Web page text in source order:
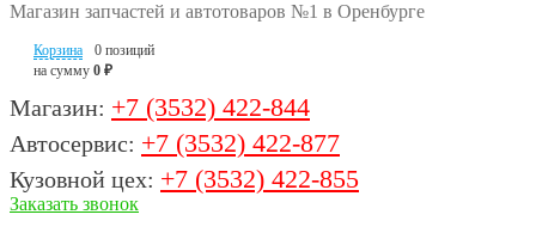
Магазин запчастей и автотоваров №1 в Оренбурге
Корзина
0 позиций
на сумму 0 ₽
Магазин: +7 (3532) 422-844
Автосервис: +7 (3532) 422-877
Кузовной цех: +7 (3532) 422-855
Заказать звонок